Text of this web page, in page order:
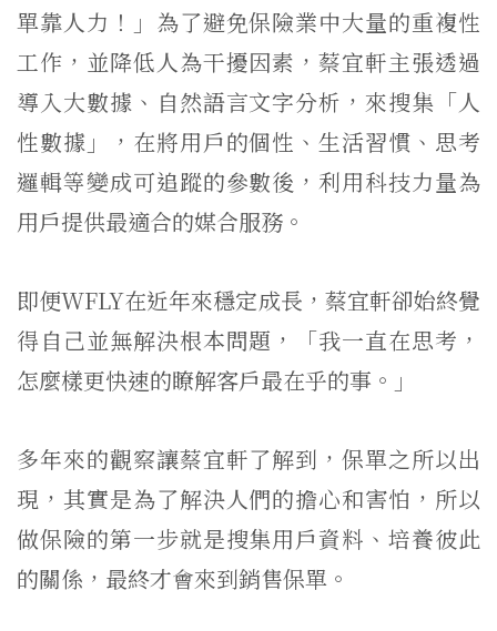
單靠人力！」為了避免保險業中大量的重複性
工作，並降低人為干擾因素，蔡宜軒主張透過
導入大數據、自然語言文字分析，來搜集「人
性數據」，在將用戶的個性、生活習慣、思考
邏輯等變成可追蹤的參數後，利用科技力量為
用戶提供最適合的媒合服務。
即便WFLY在近年來穩定成長，蔡宜軒卻始終覺
得自己並無解決根本問題，「我一直在思考，
怎麼樣更快速的瞭解客戶最在乎的事。」
多年來的觀察讓蔡宜軒了解到，保單之所以出
現，其實是為了解決人們的擔心和害怕，所以
做保險的第一步就是搜集用戶資料、培養彼此
的關係，最終才會來到銷售保單。